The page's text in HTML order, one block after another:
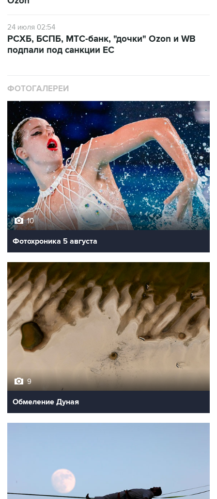
24 июля 02:54
РСХБ, БСПБ, МТС-банк, "дочки" Ozon и WB
подпали под санкции ЕС
ФОТОГАЛЕРЕИ
10
Фотохроника 5 августа
9
Обмеление Дуная